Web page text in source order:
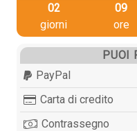
02
giorni
09
ore
PUOI
PayPal
Carta di credito
Contrassegno